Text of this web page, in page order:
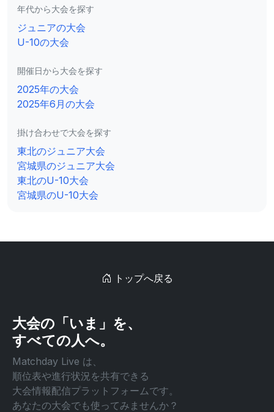
年代から大会を探す
ジュニアの大会
U-10の大会
開催日から大会を探す
2025年の大会
2025年6月の大会
掛け合わせで大会を探す
東北のジュニア大会
宮城県のジュニア大会
東北のU-10大会
宮城県のU-10大会
トップへ戻る
大会の「いま」を、
すべての人へ。
Matchday Live は、
順位表や進行状況を共有できる
大会情報配信プラットフォームです。
あなたの大会でも使ってみませんか？